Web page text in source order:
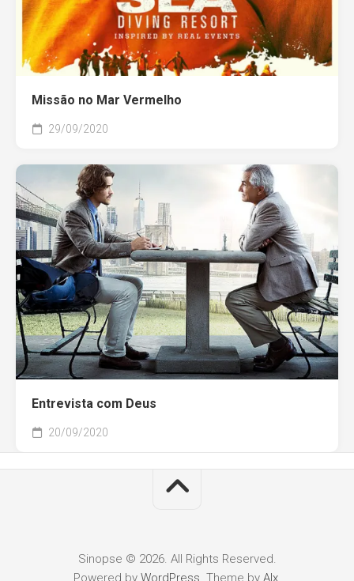
Missão no Mar Vermelho
29/09/2020
Entrevista com Deus
20/09/2020
Sinopse © 2026. All Rights Reserved.
Powered by WordPress . Theme by Alx.